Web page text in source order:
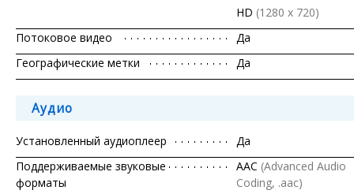
HD (1280 х 720)
Потоковое видео
Да
Географические метки
Да
Аудио
Установленный аудиоплеер
Да
Поддерживаемые звуковые
форматы
AAC (Advanced Audio
Coding, .aac)